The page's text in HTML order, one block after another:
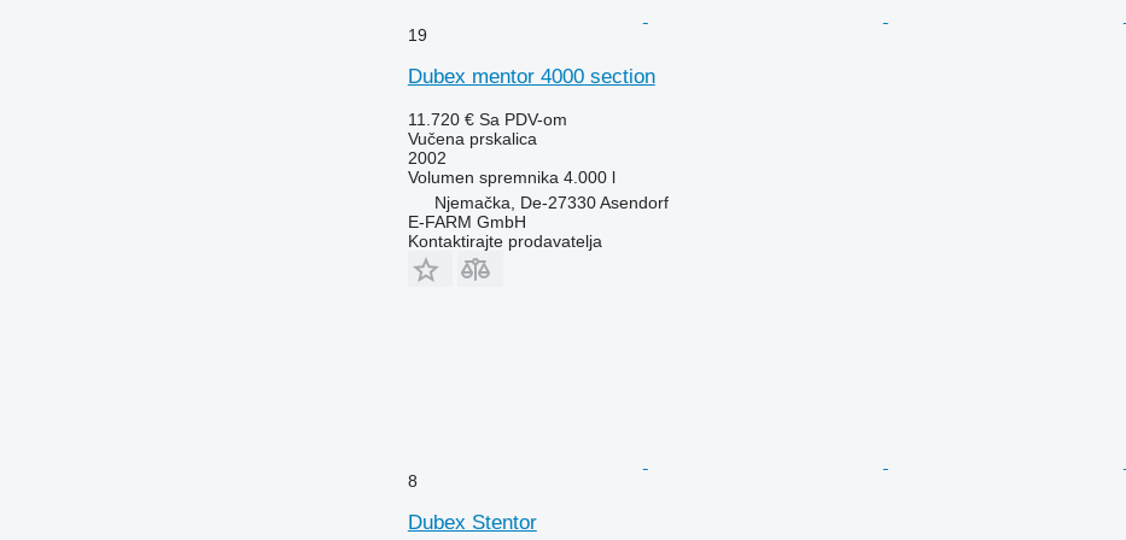
19
Dubex mentor 4000 section
11.720 € Sa PDV-om
Vučena prskalica
2002
Volumen spremnika 4.000 l
Njemačka, De-27330 Asendorf
E-FARM GmbH
Kontaktirajte prodavatelja
8
Dubex Stentor